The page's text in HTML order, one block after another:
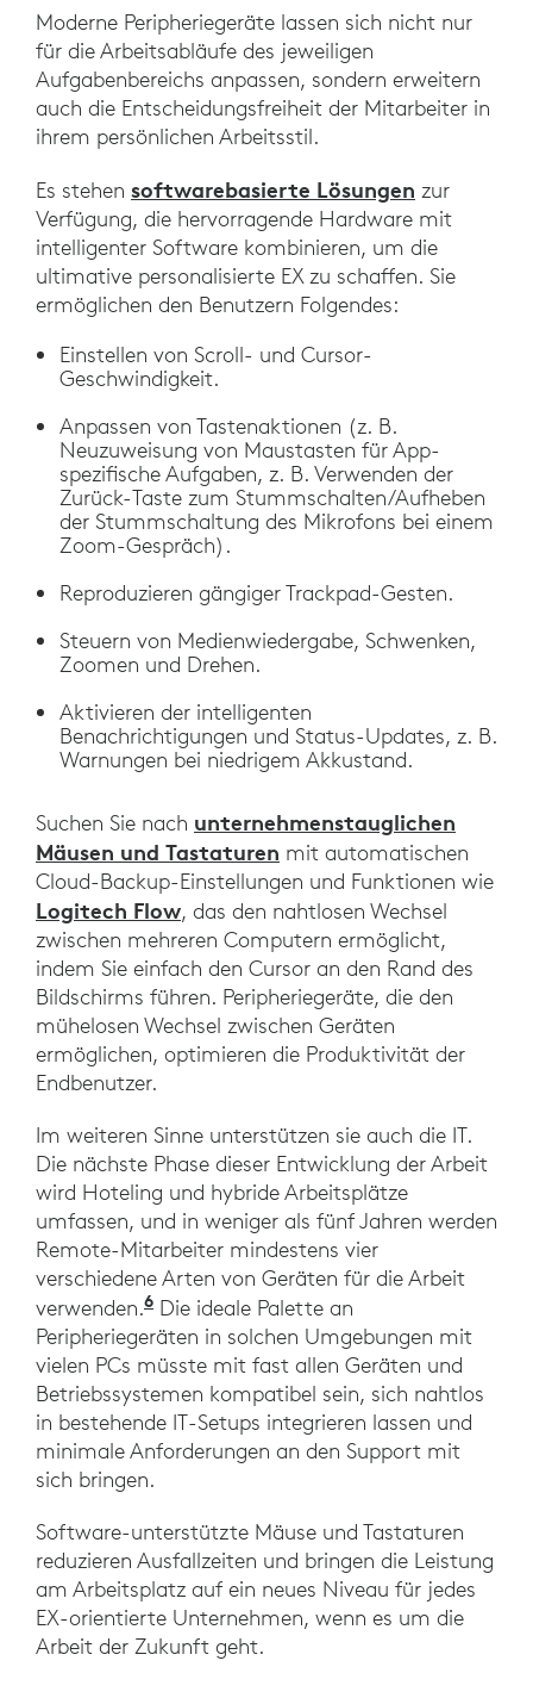
Moderne Peripheriegeräte lassen sich nicht nur
für die Arbeitsabläufe des jeweiligen
Aufgabenbereichs anpassen, sondern erweitern
auch die Entscheidungsfreiheit der Mitarbeiter in
ihrem persönlichen Arbeitsstil.
Es stehen softwarebasierte Lösungen zur
Verfügung, die hervorragende Hardware mit
intelligenter Software kombinieren, um die
ultimative personalisierte EX zu schaffen. Sie
ermöglichen den Benutzern Folgendes:
Einstellen von Scroll- und Cursor-
Geschwindigkeit.
Anpassen von Tastenaktionen (z. B.
Neuzuweisung von Maustasten für App-
spezifische Aufgaben, z. B. Verwenden der
Zurück-Taste zum Stummschalten/Aufheben
der Stummschaltung des Mikrofons bei einem
Zoom-Gespräch).
Reproduzieren gängiger Trackpad-Gesten.
Steuern von Medienwiedergabe, Schwenken,
Zoomen und Drehen.
Aktivieren der intelligenten
Benachrichtigungen und Status-Updates, z. B.
Warnungen bei niedrigem Akkustand.
Suchen Sie nach unternehmenstauglichen
Mäusen und Tastaturen mit automatischen
Cloud-Backup-Einstellungen und Funktionen wie
Logitech Flow, das den nahtlosen Wechsel
zwischen mehreren Computern ermöglicht,
indem Sie einfach den Cursor an den Rand des
Bildschirms führen. Peripheriegeräte, die den
mühelosen Wechsel zwischen Geräten
ermöglichen, optimieren die Produktivität der
Endbenutzer.
Im weiteren Sinne unterstützen sie auch die IT.
Die nächste Phase dieser Entwicklung der Arbeit
wird Hoteling und hybride Arbeitsplätze
umfassen, und in weniger als fünf Jahren werden
Remote-Mitarbeiter mindestens vier
verschiedene Arten von Geräten für die Arbeit
verwenden.6 „Hybrid and Remote Workers
Die ideale Palette an
Peripheriegeräten in solchen Umgebungen mit
vielen PCs müsste mit fast allen Geräten und
Betriebssystemen kompatibel sein, sich nahtlos
in bestehende IT-Setups integrieren lassen und
minimale Anforderungen an den Support mit
sich bringen.
Software-unterstützte Mäuse und Tastaturen
reduzieren Ausfallzeiten und bringen die Leistung
am Arbeitsplatz auf ein neues Niveau für jedes
EX-orientierte Unternehmen, wenn es um die
Arbeit der Zukunft geht.